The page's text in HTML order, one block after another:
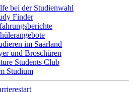
bei der Studienwahl
Finder
im Saarland
und Broschüren
Students Club
Studium